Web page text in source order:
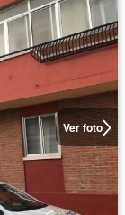
Ver foto